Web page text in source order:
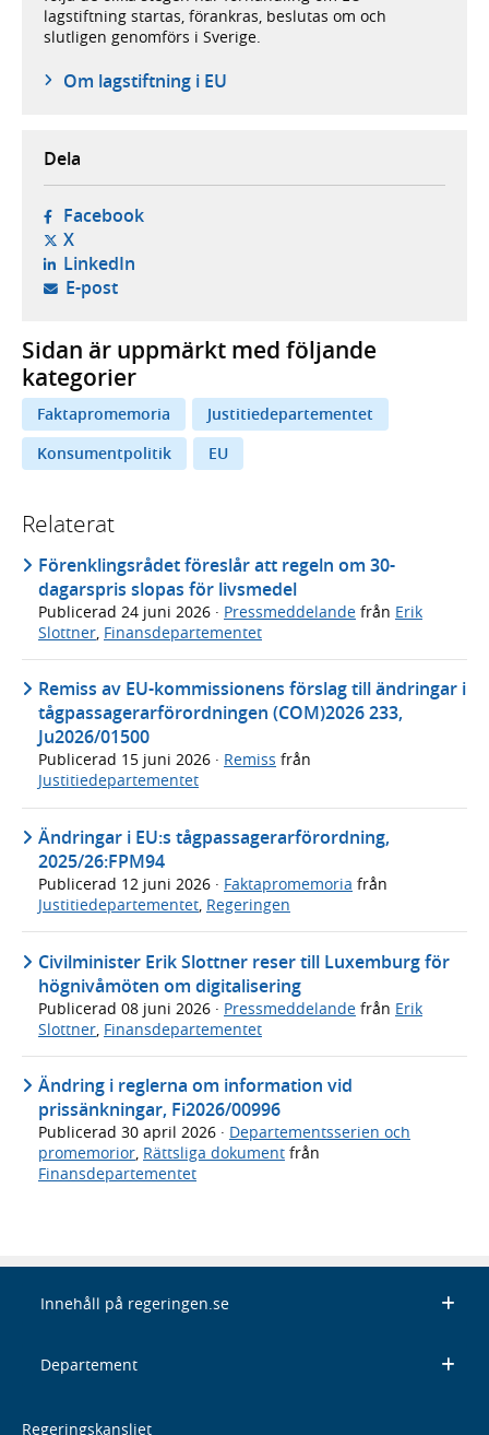
lagstiftning startas, förankras, beslutas om och
slutligen genomförs i Sverige.
Om lagstiftning i EU
Dela
Facebook- öppnas i ny flik, extern webbplats,
X- öppnas i ny flik, extern webbplats,
LinkedIn- öppnas i ny flik, extern webbplats,
E-post- öppnar din e-postklient,
Sidan är uppmärkt med följande
kategorier
Faktapromemoria
Justitiedepartementet
Konsumentpolitik
EU
Relaterat
Förenklingsrådet föreslår att regeln om 30-
dagarspris slopas för livsmedel
Publicerad 24 juni 2026 · Pressmeddelande från Erik
Slottner Finansdepartementet
Remiss av EU-kommissionens förslag till ändringar i
tågpassagerarförordningen (COM)2026 233,
Ju2026/01500
Publicerad 15 juni 2026 · Remiss från
Justitiedepartementet
Ändringar i EU:s tågpassagerarförordning,
2025/26:FPM94
Publicerad 12 juni 2026 · Faktapromemoria från
Justitiedepartementet, Regeringen
Civilminister Erik Slottner reser till Luxemburg för
högnivåmöten om digitalisering
Publicerad 08 juni 2026 · Pressmeddelande från Erik
Slottner Finansdepartementet
Ändring i reglerna om information vid
prissänkningar, Fi2026/00996
Publicerad 30 april 2026 · Departementsserien och
promemorior, Rättsliga dokument från
Finansdepartementet
Innehåll på regeringen.se
Departement
Regeringskansliet